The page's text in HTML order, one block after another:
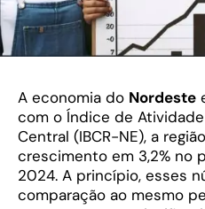
A economia do Nordeste
com o Índice de
Central (IBCR-NE), a
crescimento em 3,2% no
2024. A princípio, esses
comparação ao mesmo